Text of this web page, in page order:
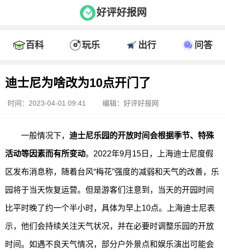
好评好报网
百科 玩乐 出行 问答
迪士尼为啥改为10点开门了
时间：2023-04-01 09:41 编辑：好评好报网
一般情况下， 迪士尼乐园的开放时间会根据季节、特殊
活动等因素而有所变动。2022年9月15日，上海迪士尼度假
区发布消息称，随着台风“梅花”强度的减弱和天气的改善，乐
园将于当天恢复运营。但是游客们注意到，当天的开园时间
比平时晚了约一个半小时，具体为早上10点。上海迪士尼表
示，他们会持续关注天气状况，并在必要时调整乐园的开放
时间。如遇不良天气情况，部分户外景点和娱乐演出可能会